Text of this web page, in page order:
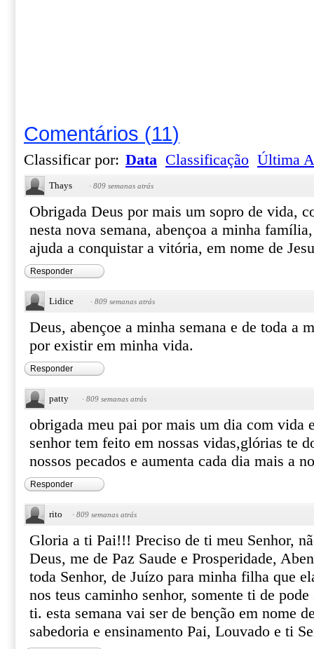
Comentários (11)
Classificar por: Data Classificação Última
Thays · 809 semanas atrás
Obrigada Deus por mais um sopro de vida,
nesta nova semana, abençoa a minha
ajuda a conquistar a vitória, em nome de
Responder
Lidice · 809 semanas atrás
Deus, abençoe a minha semana e de toda a
por existir em minha vida.
Responder
patty · 809 semanas atrás
obrigada meu pai por mais um dia com vida
senhor tem feito em nossas vidas,glórias te
nossos pecados e aumenta cada dia mais a
Responder
rito · 809 semanas atrás
Gloria a ti Pai!!! Preciso de ti meu Senhor,
Deus, me de Paz Saude e Prosperidade,
toda Senhor, de Juízo para minha filha que
nos teus caminho senhor, somente ti de
ti. esta semana vai ser de benção em nome
sabedoria e ensinamento Pai, Louvado e ti